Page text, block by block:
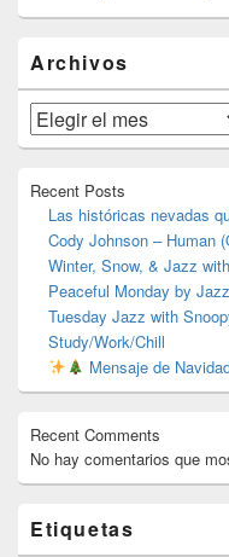
área
de
widget
barra
lateral
Archivos
Archivos
Recent Posts
Las históricas nevadas
Cody Johnson – Human
Winter, Snow, & Jazz
Peaceful Monday by
Tuesday Jazz with
Study/Work/Chill
Mensaje de
Recent Comments
No hay comentarios que
Etiquetas